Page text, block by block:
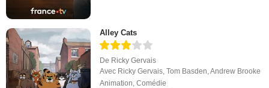
Alley Cats
De Ricky Gervais
Avec Ricky Gervais ,Tom Basden ,Andrew Brooke
Animation ,Comédie